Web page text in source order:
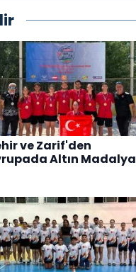
ve Zarif'den
Altın Madalya